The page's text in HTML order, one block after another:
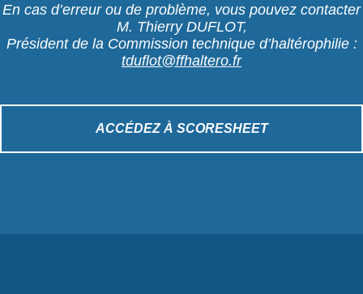
En cas d’erreur ou de problème, vous pouvez contacter
M. Thierry DUFLOT,
Président de la Commission technique d’haltérophilie :
tduflot@ffhaltero.fr
ACCÉDEZ À SCORESHEET